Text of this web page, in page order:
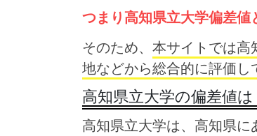
つまり高知県立大学偏差値
そのため、 本サイトでは高
地などから総合的に評価し
高知県立大学の偏差値は
高知県立大学は、高知県